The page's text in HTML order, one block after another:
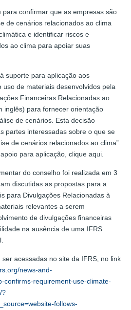
para confirmar que as empresas são
de cenários relacionados ao clima
e identificar riscos e
ao clima para apoiar suas
suporte para aplicação aos
uso de materiais desenvolvidos pela
Financeiras Relacionadas ao
inglês) para fornecer orientação
de cenários. Esta decisão
partes interessadas sobre o que se
de cenários relacionados ao clima”.
para aplicação, clique aqui.
do conselho foi realizada em 3
discutidas as propostas para a
para Divulgações Relacionadas à
relevantes a serem
de divulgações financeiras
na ausência de uma IFRS
acessadas no site da IFRS, no link
news-and-
confirms-requirement-use-climate-
?
follows-